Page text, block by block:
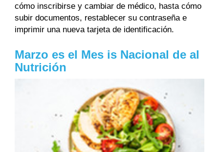
cómo inscribirse y cambiar de médico, hasta cómo
subir documentos, restablecer su contraseña e
imprimir una nueva tarjeta de identificación.
Marzo es el Mes is Nacional de al
Nutrición